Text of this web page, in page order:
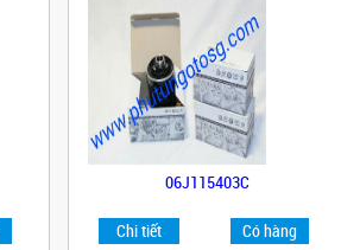
06J115403C
Chi tiết Có hàng